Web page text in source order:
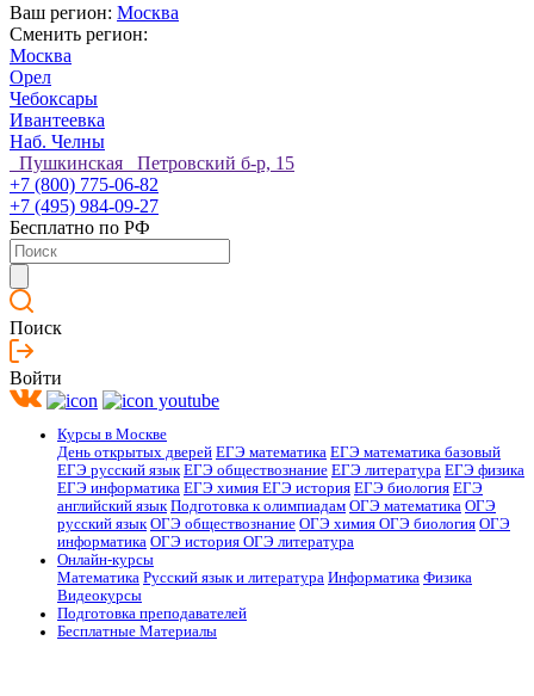
Ваш регион: Москва
Сменить регион:
Москва
Орел
Чебоксары
Ивантеевка
Наб. Челны
Пушкинская Петровский б-р, 15
+7 (800) 775-06-82
+7 (495) 984-09-27
Бесплатно по РФ
Поиск
Войти
Курсы в Москве
День открытых дверей ЕГЭ математика ЕГЭ математика базовый
ЕГЭ русский язык ЕГЭ обществознание ЕГЭ литература ЕГЭ физика
ЕГЭ информатика ЕГЭ химия ЕГЭ история ЕГЭ биология ЕГЭ
английский язык Подготовка к олимпиадам ОГЭ математика ОГЭ
русский язык ОГЭ обществознание ОГЭ химия ОГЭ биология ОГЭ
информатика ОГЭ история ОГЭ литература
Онлайн-курсы
Математика Русский язык и литература Информатика Физика
Видеокурсы
Подготовка преподавателей
Бесплатные Материалы